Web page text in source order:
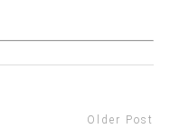
Older Post